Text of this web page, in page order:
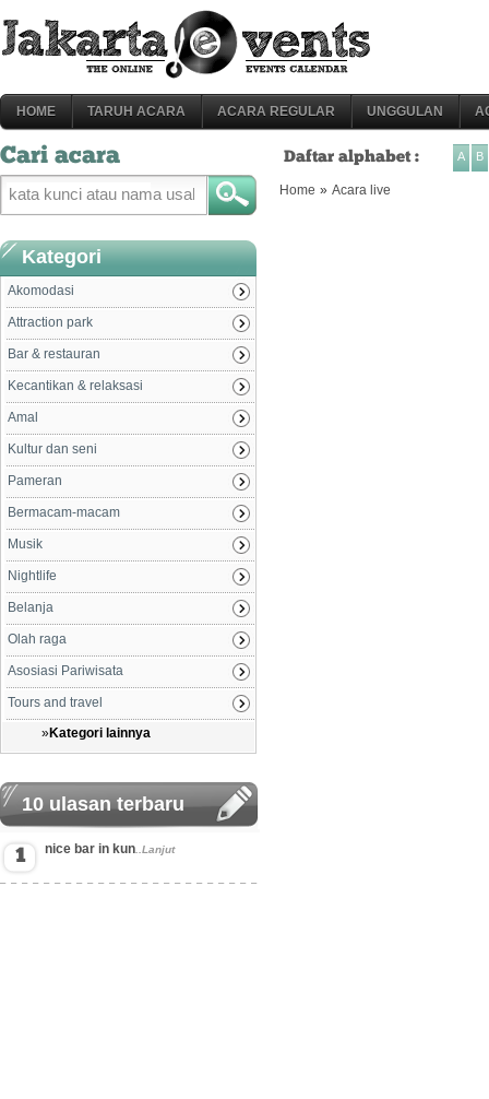
HOME TARUH ACARA ACARA REGULAR UNGGULAN
Cari acara Daftar alphabet : A B
Home » Acara live
Kategori
Akomodasi
Attraction park
Bar & restauran
Kecantikan & relaksasi
Amal
Kultur dan seni
Pameran
Bermacam-macam
Musik
Nightlife
Belanja
Olah raga
Asosiasi Pariwisata
Tours and travel
»Kategori lainnya
10 ulasan terbaru
1 nice bar in kun ..Lanjut